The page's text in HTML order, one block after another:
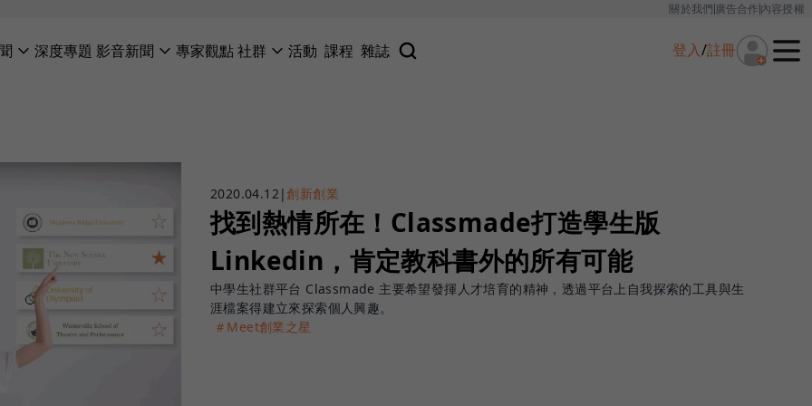
關於我們廣告合作內容授權
深度專題 影音新聞 專家觀點社群 活動 課程 雜誌 登入/註冊
2020.04.12|創新創業
找到熱情所在！Classmade打造學生版
Linkedin，肯定教科書外的所有可能
中學生社群平台 Classmade 主要希望發揮人才培育的精神，透過平台上自我探索的工具與生
涯檔案得建立來探索個人興趣。
＃Meet創業之星